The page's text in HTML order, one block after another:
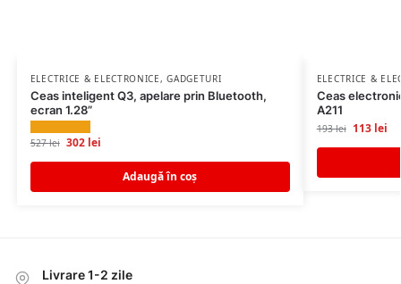
ELECTRICE & ELECTRONICE,GADGETURI
Ceas inteligent Q3, apelare prin Bluetooth,
ecran 1.28”
527lei 302 lei
Adaugă în coș
ELECTRICE &
Ceas
A211
193lei 113 lei
Livrare 1-2 zile